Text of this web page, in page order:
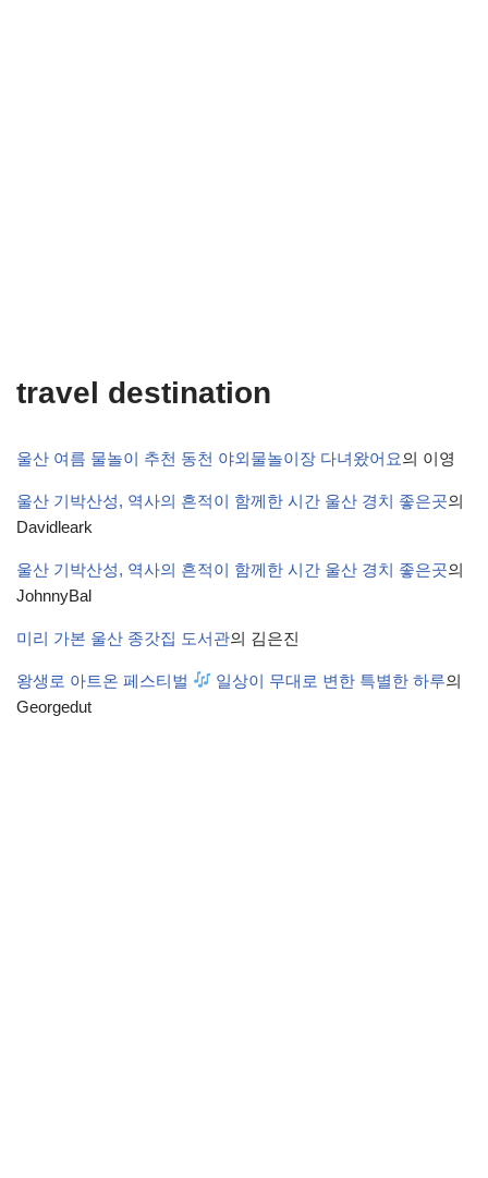
travel destination
울산 여름 물놀이 추천 동천 야외물놀이장 다녀왔어요의 이영
울산 기박산성, 역사의 흔적이 함께한 시간 울산 경치 좋은곳의
Davidleark
울산 기박산성, 역사의 흔적이 함께한 시간 울산 경치 좋은곳의
JohnnyBal
미리 가본 울산 종갓집 도서관의 김은진
왕생로 아트온 페스티벌 일상이 무대로 변한 특별한 하루의
Georgedut